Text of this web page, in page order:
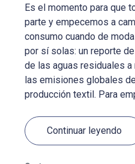
Es el momento para que
parte y empecemos a
consumo cuando de
por sí solas: un reporte
de las aguas residuales
las emisiones globales
producción textil. Para
Continuar leyendo